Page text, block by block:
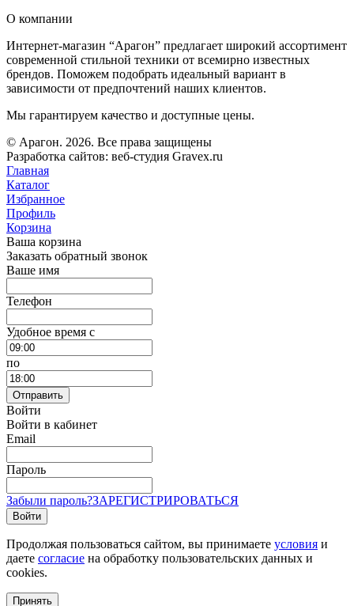
О компании
Интернет-магазин “Арагон” предлагает широкий ассортимент
современной стильной техники от всемирно известных
брендов. Поможем подобрать идеальный вариант в
зависимости от предпочтений наших клиентов.
Мы гарантируем качество и доступные цены.
© Арагон. 2026. Все права защищены
Разработка сайтов: веб-студия Gravex.ru
Главная
Каталог
Избранное
Профиль
Корзина
Ваша корзина
Заказать обратный звонок
Ваше имя
Телефон
Удобное время c
по
Отправить
Войти
Войти в кабинет
Email
Пароль
Забыли пароль?ЗАРЕГИСТРИРОВАТЬСЯ
Войти
Продолжая пользоваться сайтом, вы принимаете условия и
даете согласие на обработку пользовательских данных и
cookies.
Принять